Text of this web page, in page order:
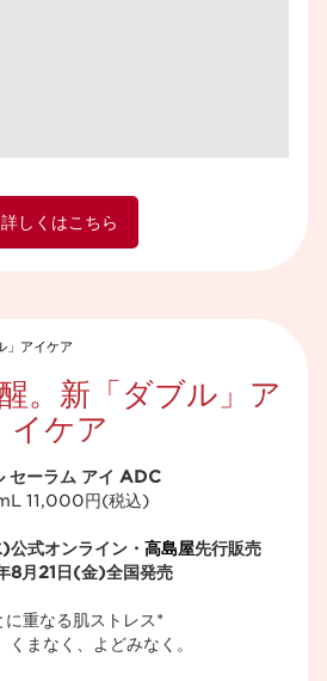
詳しくはこちら
。新「ダブル」ア
イケア​
セーラム アイ ADC
11,000円(税込)​
式オンライン・ 高島屋先行販売
8月21日(金)全国発売​
に重なる肌ストレス*​
くまなく、よどみなく。​